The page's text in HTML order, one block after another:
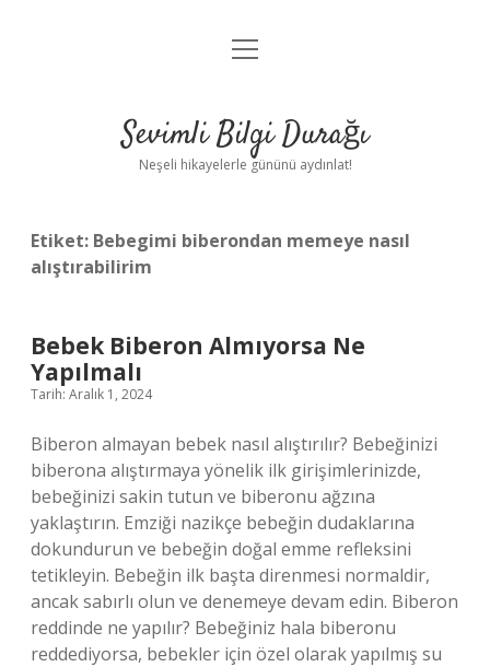
Anasayfa
Yasal Uyarı
menüyü
Sevimli Bilgi Durağı
Neşeli hikayelerle gününü aydınlat!
Etiket: Bebegimi biberondan memeye nasıl
alıştırabilirim
Bebek Biberon Almıyorsa Ne
Yapılmalı
Tarih: Aralık 1, 2024
Biberon almayan bebek nasıl alıştırılır? Bebeğinizi
biberona alıştırmaya yönelik ilk girişimlerinizde,
bebeğinizi sakin tutun ve biberonu ağzına
yaklaştırın. Emziği nazikçe bebeğin dudaklarına
dokundurun ve bebeğin doğal emme refleksini
tetikleyin. Bebeğin ilk başta direnmesi normaldir,
ancak sabırlı olun ve denemeye devam edin. Biberon
reddinde ne yapılır? Bebeğiniz hala biberonu
reddediyorsa, bebekler için özel olarak yapılmış su